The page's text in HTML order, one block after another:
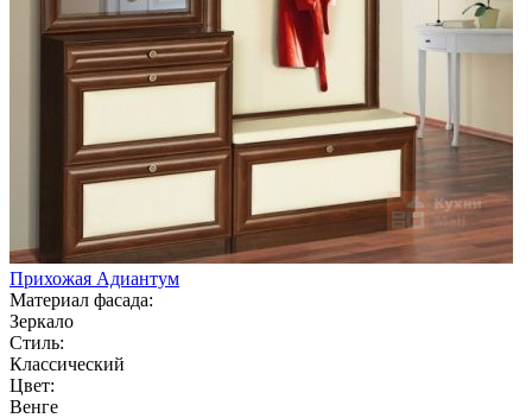
Прихожая Адиантум
Материал фасада:
Зеркало
Стиль:
Классический
Цвет:
Венге